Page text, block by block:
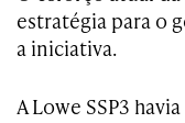
estratégia para o
a iniciativa.
A Lowe SSP3